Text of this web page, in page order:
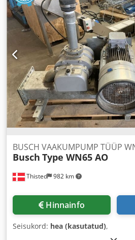
Thisted 982 km
BUSCH VAAKUMPUMP TÜÜP
Busch Type WN65 AO
Hinnainfo
Seisukord: hea (kasutatud),